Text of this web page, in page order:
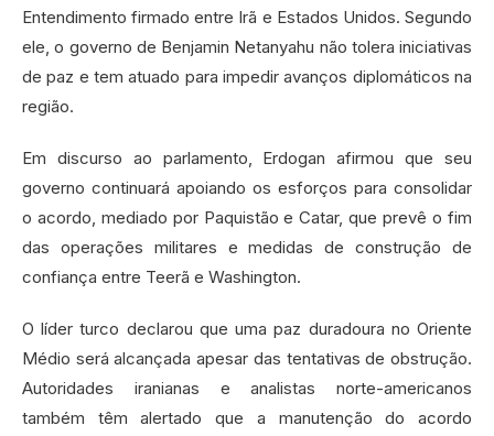
Entendimento firmado entre Irã e Estados Unidos. Segundo
ele, o governo de Benjamin Netanyahu não tolera iniciativas
de paz e tem atuado para impedir avanços diplomáticos na
região.
Em discurso ao parlamento, Erdogan afirmou que seu
governo continuará apoiando os esforços para consolidar
o acordo, mediado por Paquistão e Catar, que prevê o fim
das operações militares e medidas de construção de
confiança entre Teerã e Washington.
O líder turco declarou que uma paz duradoura no Oriente
Médio será alcançada apesar das tentativas de obstrução.
Autoridades iranianas e analistas norte-americanos
também têm alertado que a manutenção do acordo